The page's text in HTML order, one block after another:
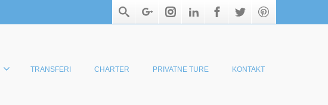
TRANSFERI CHARTER PRIVATNE TURE KONTAKT